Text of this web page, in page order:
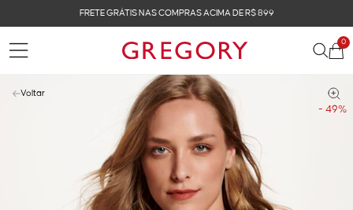
FRETE GRÁTIS NAS COMPRAS ACIMA DE R$ 899
0
- 49%
Voltar